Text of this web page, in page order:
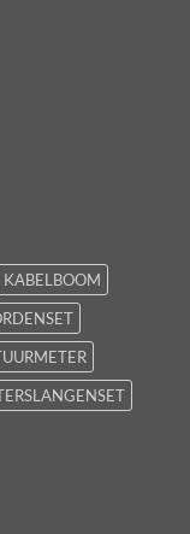
KABELBOOM